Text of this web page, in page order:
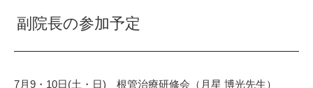
副院長の参加予定
7月9・10日(土・日) 根管治療研修会（月星 博光先生）